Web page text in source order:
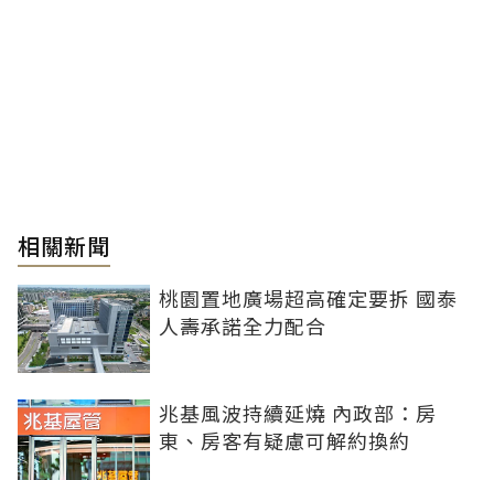
相關新聞
桃園置地廣場超高確定要拆 國泰
人壽承諾全力配合
兆基風波持續延燒 內政部：房
東、房客有疑慮可解約換約